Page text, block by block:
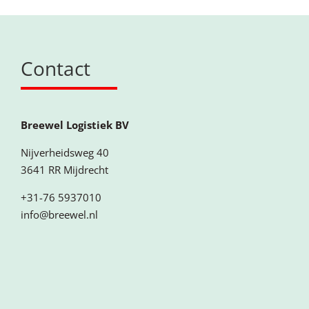
Contact
Breewel Logistiek BV
Nijverheidsweg 40
3641 RR Mijdrecht
+31-76 5937010
info@breewel.nl